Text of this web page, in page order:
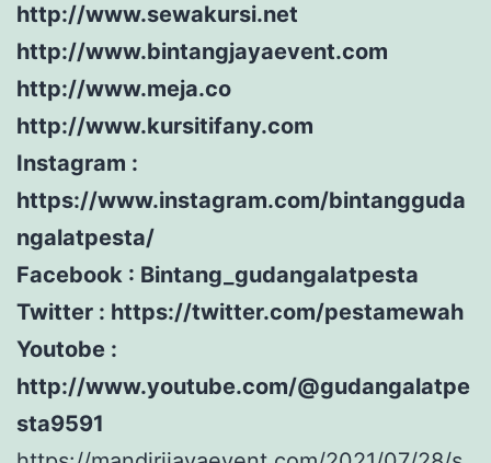
http://www.sewakursi.net
http://www.bintangjayaevent.com
http://www.meja.co
http://www.kursitifany.com
Instagram :
https://www.instagram.com/bintangguda
ngalatpesta/
Facebook : Bintang_gudangalatpesta
Twitter : https://twitter.com/pestamewah
Youtobe :
http://www.youtube.com/@gudangalatpe
sta9591